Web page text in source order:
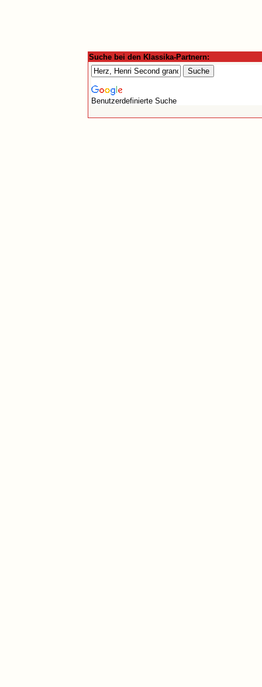
Suche bei den Klassika-Partnern:
Benutzerdefinierte Suche